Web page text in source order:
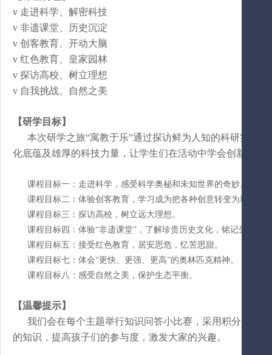
v 走进科学、解密科技
v 非遗课堂、历史沉淀
v 创客教育、开动大脑
v 红色教育、皇家园林
v 探访高校、树立理想
v 自我挑战、自然之美
【研学目标】
本次研学之旅“寓教于乐”通过探访鲜为人知的科研实验
化底蕴及雄厚的科技力量，让学生们在活动中学会创新，懂
课程目标一：走进科学，感受科学奥秘和未知世界的奇妙。
课程目标二：体验创客教育，学习成为把各种创意转变为现实的
课程目标三：探访高校，树立远大理想。
课程目标四：体验“非遗课堂”，了解珍贵历史文化，铭记先祖遗
课程目标五：接受红色教育，居安思危，忆苦思甜。
课程目标七：体会“更快、更强、更高”的奥林匹克精神。
课程目标八：感受自然之美，保护生态平衡。
【温馨提示】
我们会在每个主题举行知识问答小比赛，采用积分赛制
的知识，提高孩子们的参与度，激发大家的兴趣。